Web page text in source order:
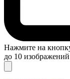
Нажмите на
до 10